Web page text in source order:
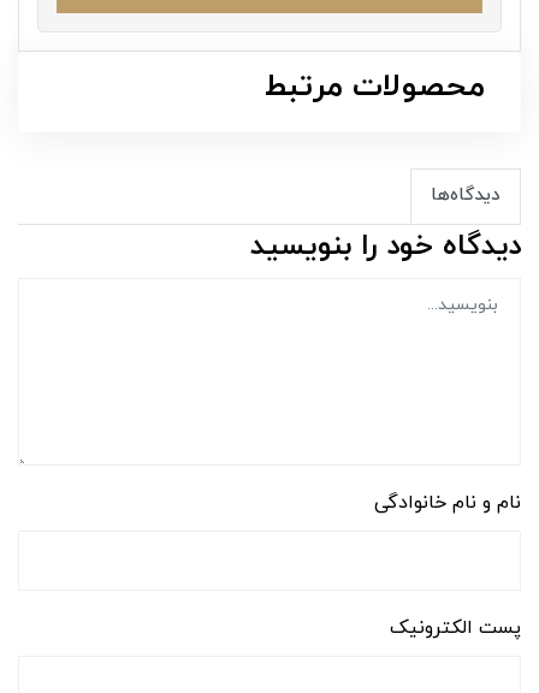
محصولات مرتبط
دیدگاه‌ها
دیدگاه خود را بنویسید
نام و نام خانوادگی
پست الکترونیک